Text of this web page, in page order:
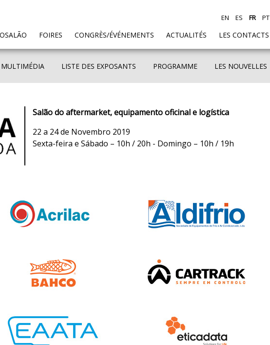
FOIRES CONGRÈS/ÉVÉNEMENTS ACTUALITÉS LES CONTACTS
EN ES FR PT
MULTIMÉDIA LISTE DES EXPOSANTS PROGRAMME LES NOUVELLES
Salão do aftermarket, equipamento oficinal e logística
22 a 24 de Novembro 2019
Sexta-feira e Sábado – 10h / 20h - Domingo – 10h / 19h